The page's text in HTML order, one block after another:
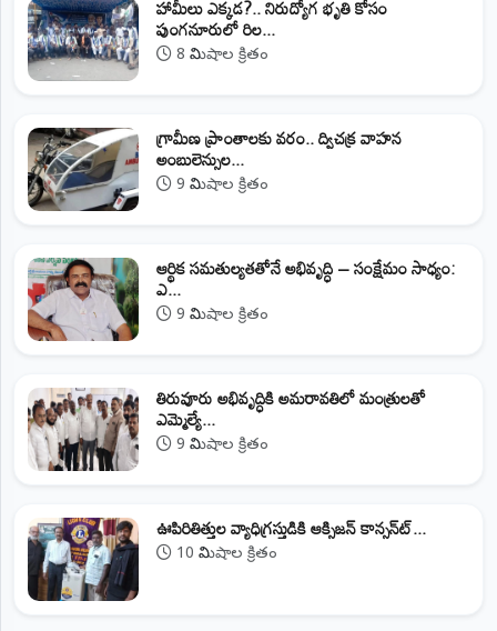
హామీలు ఎక్కడ?.. నిరుద్యోగ భృతి కోసం
పుంగనూరులో రిల...
8 నిమిషాల క్రితం
గ్రామీణ ప్రాంతాలకు వరం.. ద్విచక్ర వాహన
అంబులెన్సుల...
9 నిమిషాల క్రితం
ఆర్థిక సమతుల్యతతోనే అభివృద్ధి – సంక్షేమం సాధ్యం:
ఎ...
9 నిమిషాల క్రితం
తిరువూరు అభివృద్ధికి అమరావతిలో మంత్రులతో
ఎమ్మెల్యే...
9 నిమిషాల క్రితం
ఊపిరితిత్తుల వ్యాధిగ్రస్తుడికి ఆక్సిజన్ కాన్సన్‌ట్...
10 నిమిషాల క్రితం